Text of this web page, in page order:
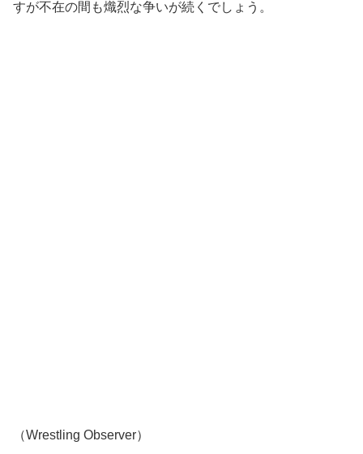
すが不在の間も熾烈な争いが続くでしょう。
（Wrestling Observer）